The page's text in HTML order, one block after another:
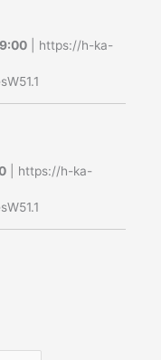
https://h-ka-
https://h-ka-